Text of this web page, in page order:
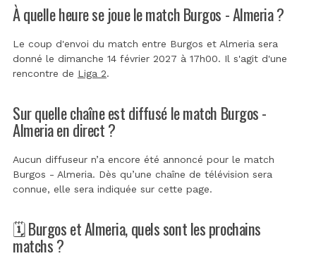
À quelle heure se joue le match Burgos - Almeria ?
Le coup d'envoi du match entre Burgos et Almeria sera
donné le dimanche 14 février 2027 à 17h00. Il s'agit d'une
rencontre de Liga 2.
Sur quelle chaîne est diffusé le match Burgos -
Almeria en direct ?
Aucun diffuseur n’a encore été annoncé pour le match
Burgos - Almeria. Dès qu’une chaîne de télévision sera
connue, elle sera indiquée sur cette page.
🗓️ Burgos et Almeria, quels sont les prochains
matchs ?